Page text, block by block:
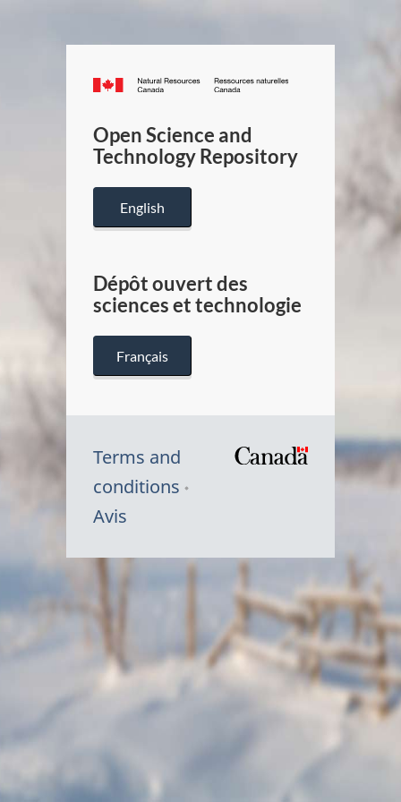
Canada.ca
/
Canada
Open Science and
Technology Repository
English
Dépôt ouvert des
sciences et technologie
Français
Terms and
conditions
Avis
Symbole
Canada